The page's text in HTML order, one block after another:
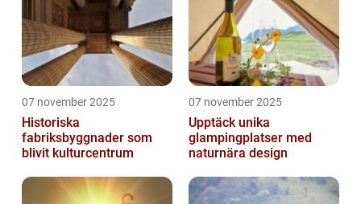
07 november 2025
Historiska
fabriksbyggnader som
blivit kulturcentrum
07 november 2025
Upptäck unika
glampingplatser med
naturnära design